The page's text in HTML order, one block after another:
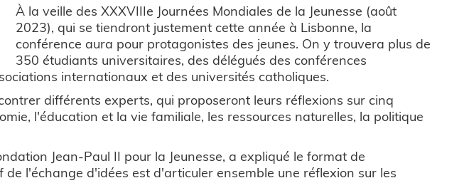
À la veille des XXXVIIIe Journées Mondiales de la Jeunesse (août
2023), qui se tiendront justement cette année à Lisbonne, la
conférence aura pour protagonistes des jeunes. On y trouvera plus de
350 étudiants universitaires, des délégués des conférences
internationaux et des universités catholiques.
différents experts, qui proposeront leurs réflexions sur cinq
l'éducation et la vie familiale, les ressources naturelles, la politique
Jean-Paul II pour la Jeunesse, a expliqué le format de
de l'échange d'idées est d'articuler ensemble une réflexion sur les